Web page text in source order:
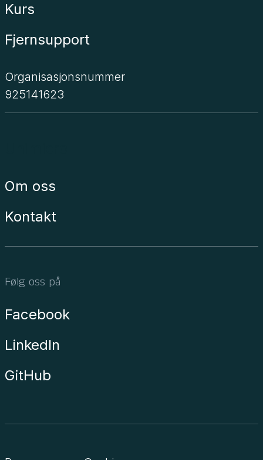
Kurs
Fjernsupport
Organisasjonsnummer
925141623
Om oss
Kontakt
Følg oss på
Facebook
LinkedIn
GitHub